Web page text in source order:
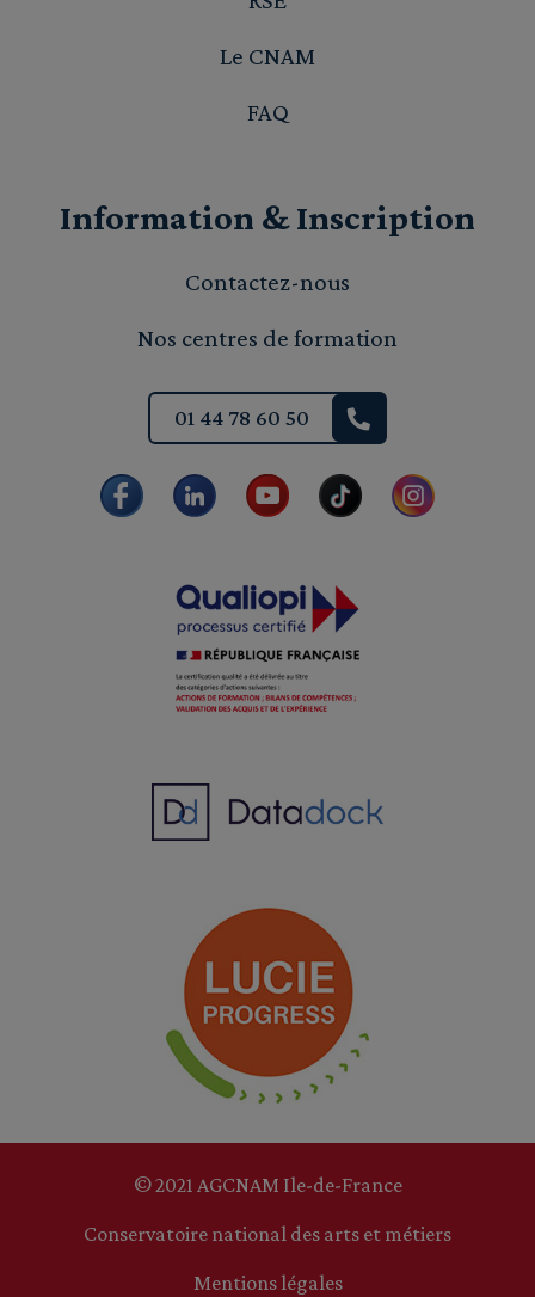
Le CNAM
FAQ
Information & Inscription
Contactez-nous
Nos centres de formation
01 44 78 60 50
© 2021 AGCNAM Ile-de-France
Conservatoire national des arts et métiers
Mentions légales